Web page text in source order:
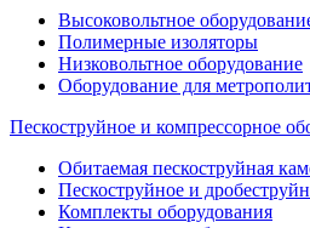
Высоковольтное
Полимерные изоляторы
Низковольтное оборудование
Оборудование для
Пескоструйное и компрессорное
Обитаемая пескоструйная
Пескоструйное и
Комплекты оборудования